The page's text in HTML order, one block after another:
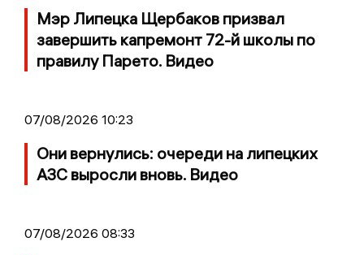
Мэр Липецка Щербаков призвал
завершить капремонт 72-й школы по
правилу Парето. Видео
07/08/2026 10:23
Они вернулись: очереди на липецких
АЗС выросли вновь. Видео
07/08/2026 08:33